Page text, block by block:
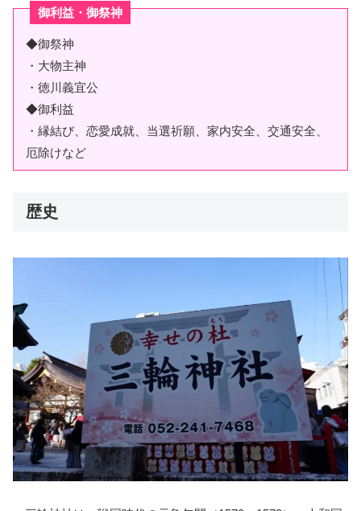
御利益・御祭神
◆御祭神
・大物主神
・徳川義宜公
◆御利益
・縁結び、恋愛成就、当選祈願、家内安全、交通安全、
厄除けなど
歴史